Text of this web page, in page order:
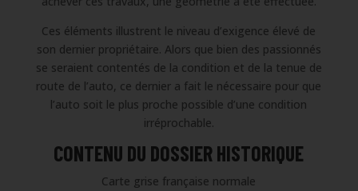
Ces éléments illustrent le niveau d’exigence élevé de
son dernier propriétaire. Alors que bien des passionnés
se seraient contentés de la condition et de la tenue de
route de l’auto, ce dernier a fait le nécessaire pour que
l’auto soit le plus proche possible d’une condition
irréprochable.
CONTENU DU DOSSIER HISTORIQUE
Carte grise française normale